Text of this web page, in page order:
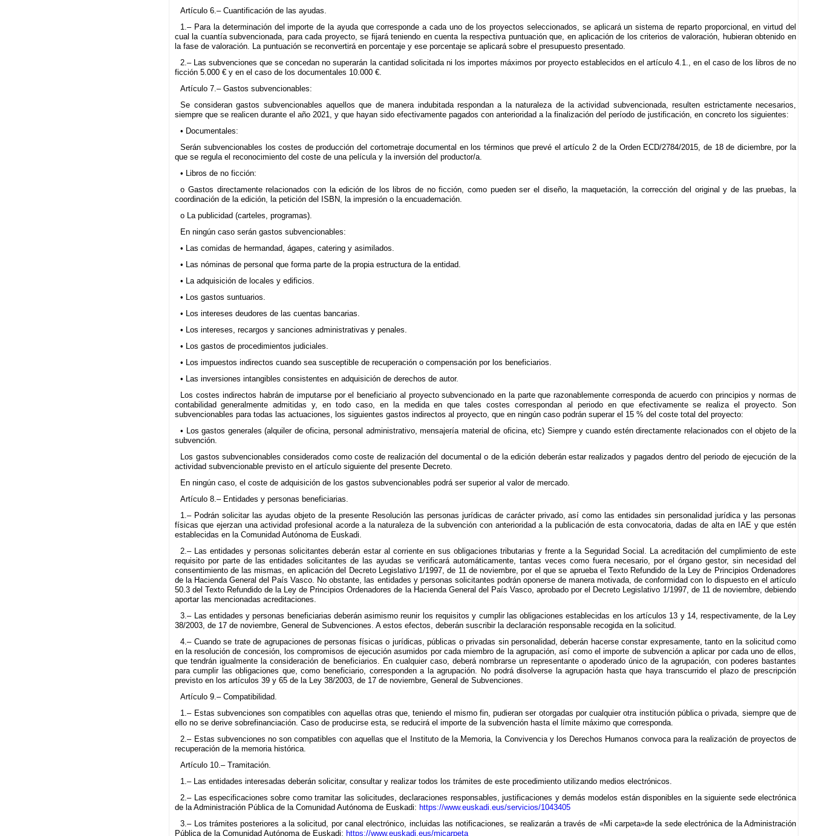
Artículo 6.– Cuantificación de las ayudas.
1.– Para la determinación del importe de la ayuda que corresponde a cada uno de los proyectos seleccionados, se aplicará un sistema de reparto proporcional, en virtud del
cual la cuantía subvencionada, para cada proyecto, se fijará teniendo en cuenta la respectiva puntuación que, en aplicación de los criterios de valoración, hubieran obtenido en
la fase de valoración. La puntuación se reconvertirá en porcentaje y ese porcentaje se aplicará sobre el presupuesto presentado.
2.– Las subvenciones que se concedan no superarán la cantidad solicitada ni los importes máximos por proyecto establecidos en el artículo 4.1., en el caso de los libros de no
ficción 5.000 € y en el caso de los documentales 10.000 €.
Artículo 7.– Gastos subvencionables:
Se consideran gastos subvencionables aquellos que de manera indubitada respondan a la naturaleza de la actividad subvencionada, resulten estrictamente necesarios,
siempre que se realicen durante el año 2021, y que hayan sido efectivamente pagados con anterioridad a la finalización del período de justificación, en concreto los siguientes:
• Documentales:
Serán subvencionables los costes de producción del cortometraje documental en los términos que prevé el artículo 2 de la Orden ECD/2784/2015, de 18 de diciembre, por la
que se regula el reconocimiento del coste de una película y la inversión del productor/a.
• Libros de no ficción:
o Gastos directamente relacionados con la edición de los libros de no ficción, como pueden ser el diseño, la maquetación, la corrección del original y de las pruebas, la
coordinación de la edición, la petición del ISBN, la impresión o la encuadernación.
o La publicidad (carteles, programas).
En ningún caso serán gastos subvencionables:
• Las comidas de hermandad, ágapes, catering y asimilados.
• Las nóminas de personal que forma parte de la propia estructura de la entidad.
• La adquisición de locales y edificios.
• Los gastos suntuarios.
• Los intereses deudores de las cuentas bancarias.
• Los intereses, recargos y sanciones administrativas y penales.
• Los gastos de procedimientos judiciales.
• Los impuestos indirectos cuando sea susceptible de recuperación o compensación por los beneficiarios.
• Las inversiones intangibles consistentes en adquisición de derechos de autor.
Los costes indirectos habrán de imputarse por el beneficiario al proyecto subvencionado en la parte que razonablemente corresponda de acuerdo con principios y normas de
contabilidad generalmente admitidas y, en todo caso, en la medida en que tales costes correspondan al periodo en que efectivamente se realiza el proyecto. Son
subvencionables para todas las actuaciones, los siguientes gastos indirectos al proyecto, que en ningún caso podrán superar el 15 % del coste total del proyecto:
• Los gastos generales (alquiler de oficina, personal administrativo, mensajería material de oficina, etc) Siempre y cuando estén directamente relacionados con el objeto de la
subvención.
Los gastos subvencionables considerados como coste de realización del documental o de la edición deberán estar realizados y pagados dentro del periodo de ejecución de la
actividad subvencionable previsto en el artículo siguiente del presente Decreto.
En ningún caso, el coste de adquisición de los gastos subvencionables podrá ser superior al valor de mercado.
Artículo 8.– Entidades y personas beneficiarias.
1.– Podrán solicitar las ayudas objeto de la presente Resolución las personas jurídicas de carácter privado, así como las entidades sin personalidad jurídica y las personas
físicas que ejerzan una actividad profesional acorde a la naturaleza de la subvención con anterioridad a la publicación de esta convocatoria, dadas de alta en IAE y que estén
establecidas en la Comunidad Autónoma de Euskadi.
2.– Las entidades y personas solicitantes deberán estar al corriente en sus obligaciones tributarias y frente a la Seguridad Social. La acreditación del cumplimiento de este
requisito por parte de las entidades solicitantes de las ayudas se verificará automáticamente, tantas veces como fuera necesario, por el órgano gestor, sin necesidad del
consentimiento de las mismas, en aplicación del Decreto Legislativo 1/1997, de 11 de noviembre, por el que se aprueba el Texto Refundido de la Ley de Principios Ordenadores
de la Hacienda General del País Vasco. No obstante, las entidades y personas solicitantes podrán oponerse de manera motivada, de conformidad con lo dispuesto en el artículo
50.3 del Texto Refundido de la Ley de Principios Ordenadores de la Hacienda General del País Vasco, aprobado por el Decreto Legislativo 1/1997, de 11 de noviembre, debiendo
aportar las mencionadas acreditaciones.
3.– Las entidades y personas beneficiarias deberán asimismo reunir los requisitos y cumplir las obligaciones establecidas en los artículos 13 y 14, respectivamente, de la Ley
38/2003, de 17 de noviembre, General de Subvenciones. A estos efectos, deberán suscribir la declaración responsable recogida en la solicitud.
4.– Cuando se trate de agrupaciones de personas físicas o jurídicas, públicas o privadas sin personalidad, deberán hacerse constar expresamente, tanto en la solicitud como
en la resolución de concesión, los compromisos de ejecución asumidos por cada miembro de la agrupación, así como el importe de subvención a aplicar por cada uno de ellos,
que tendrán igualmente la consideración de beneficiarios. En cualquier caso, deberá nombrarse un representante o apoderado único de la agrupación, con poderes bastantes
para cumplir las obligaciones que, como beneficiario, corresponden a la agrupación. No podrá disolverse la agrupación hasta que haya transcurrido el plazo de prescripción
previsto en los artículos 39 y 65 de la Ley 38/2003, de 17 de noviembre, General de Subvenciones.
Artículo 9.– Compatibilidad.
1.– Estas subvenciones son compatibles con aquellas otras que, teniendo el mismo fin, pudieran ser otorgadas por cualquier otra institución pública o privada, siempre que de
ello no se derive sobrefinanciación. Caso de producirse esta, se reducirá el importe de la subvención hasta el límite máximo que corresponda.
2.– Estas subvenciones no son compatibles con aquellas que el Instituto de la Memoria, la Convivencia y los Derechos Humanos convoca para la realización de proyectos de
recuperación de la memoria histórica.
Artículo 10.– Tramitación.
1.– Las entidades interesadas deberán solicitar, consultar y realizar todos los trámites de este procedimiento utilizando medios electrónicos.
2.– Las especificaciones sobre como tramitar las solicitudes, declaraciones responsables, justificaciones y demás modelos están disponibles en la siguiente sede electrónica
de la Administración Pública de la Comunidad Autónoma de Euskadi: https://www.euskadi.eus/servicios/1043405
3.– Los trámites posteriores a la solicitud, por canal electrónico, incluidas las notificaciones, se realizarán a través de «Mi carpeta»de la sede electrónica de la Administración
Pública de la Comunidad Autónoma de Euskadi: https://www.euskadi.eus/micarpeta